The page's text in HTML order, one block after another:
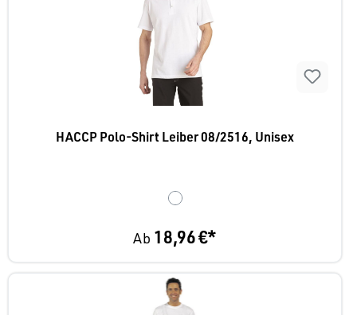
HACCP Polo-Shirt Leiber 08/2516, Unisex
Ab 18,96 €*